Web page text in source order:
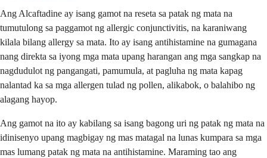
Ang Alcaftadine ay isang gamot na reseta sa patak ng mata na
tumutulong sa paggamot ng allergic conjunctivitis, na karaniwang
kilala bilang allergy sa mata. Ito ay isang antihistamine na gumagana
nang direkta sa iyong mga mata upang harangan ang mga sangkap na
nagdudulot ng pangangati, pamumula, at pagluha ng mata kapag
nalantad ka sa mga allergen tulad ng pollen, alikabok, o balahibo ng
alagang hayop.
Ang gamot na ito ay kabilang sa isang bagong uri ng patak ng mata na
idinisenyo upang magbigay ng mas matagal na lunas kumpara sa mga
mas lumang patak ng mata na antihistamine. Maraming tao ang